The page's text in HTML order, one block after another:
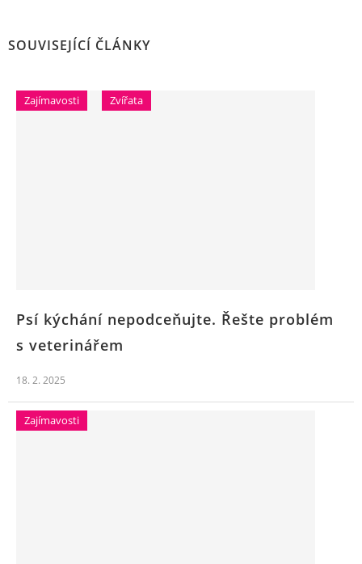
SOUVISEJÍCÍ ČLÁNKY
Zajímavosti Zvířata
Psí kýchání nepodceňujte. Řešte problém
s veterinářem
18. 2. 2025
Zajímavosti